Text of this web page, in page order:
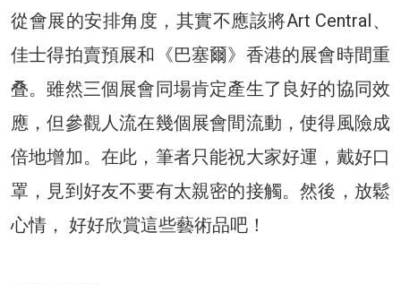
從會展的安排角度，其實不應該將Art Central、
佳士得拍賣預展和《巴塞爾》香港的展會時間重
叠。雖然三個展會同場肯定產生了良好的協同效
應，但參觀人流在幾個展會間流動，使得風險成
倍地增加。在此，筆者只能祝大家好運，戴好口
罩，見到好友不要有太親密的接觸。然後，放鬆
心情， 好好欣賞這些藝術品吧！